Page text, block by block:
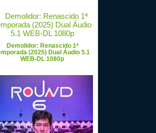
Demolidor: Renascido 1ª
(2025) Dual Áudio 5.1
WEB-DL 1080p